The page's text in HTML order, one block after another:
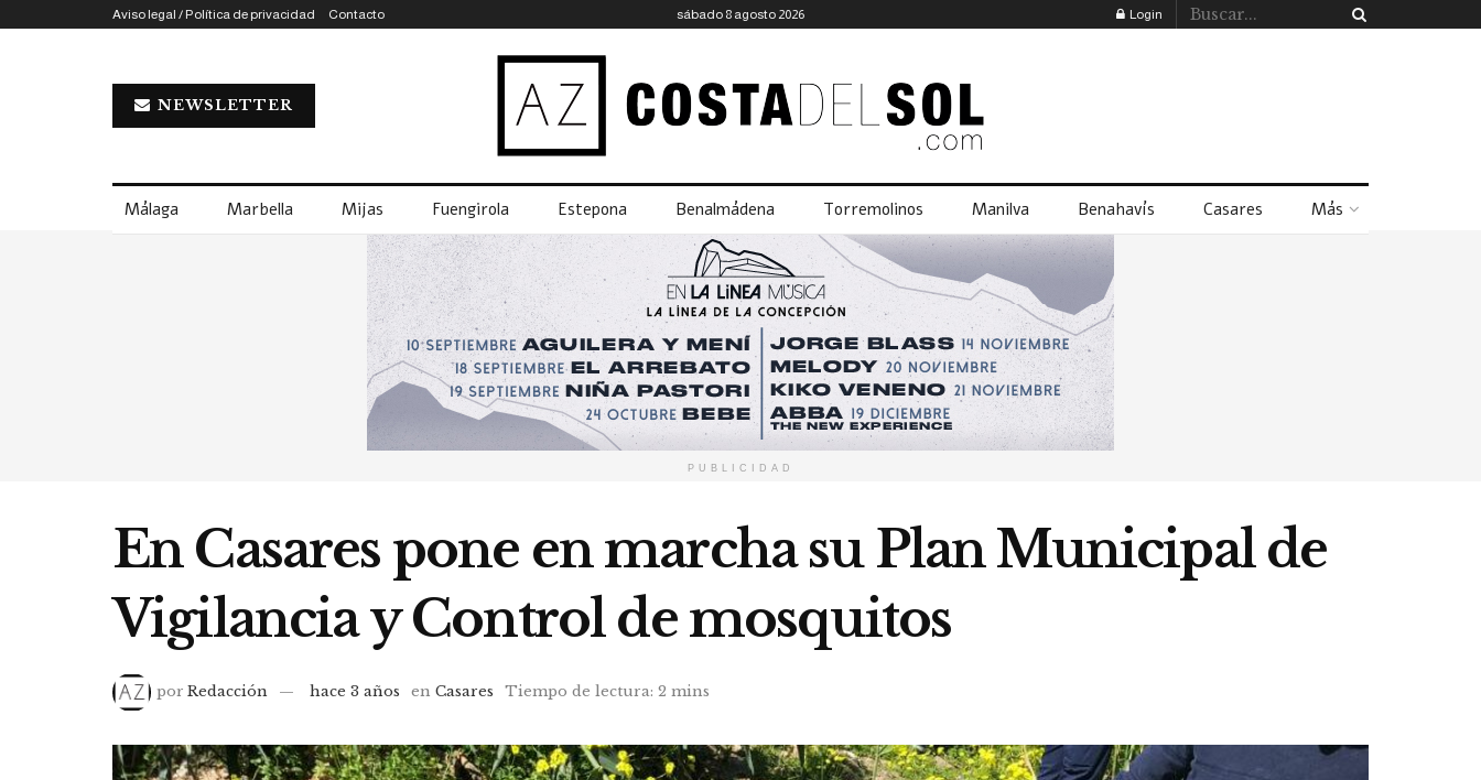
Aviso legal / Política de privacidad Contacto sábado 8 agosto 2026 Login
NEWSLETTER
Málaga Marbella Mijas Fuengirola Estepona Benalmádena Torremolinos Manilva Benahavís Casares Más
PUBLICIDAD
En Casares pone en marcha su Plan Municipal de
Vigilancia y Control de mosquitos
por Redacción hace 3 años en Casares Tiempo de lectura: 2 mins